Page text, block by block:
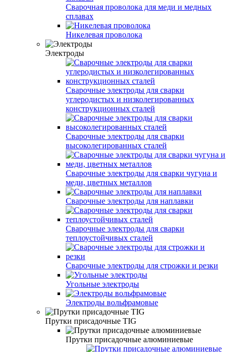
Сварочная проволока для меди и медных
сплавах
Никелевая проволока
Электроды
Сварочные электроды для сварки
углеродистых и низколегированных
конструкционных сталей
Сварочные электроды для сварки
высоколегированных сталей
Сварочные электроды для сварки чугуна и
меди, цветных металлов
Сварочные электроды для наплавки
Сварочные электроды для сварки
теплоустойчивых сталей
Сварочные электроды для строжки и резки
Угольные электроды
Электроды вольфрамовые
Прутки присадочные TIG
Прутки присадочные алюминиевые